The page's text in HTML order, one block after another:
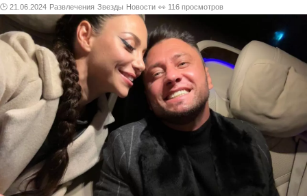
🕑 21.06.2024 Развлечения Звезды Новости 👀 116 просмотров